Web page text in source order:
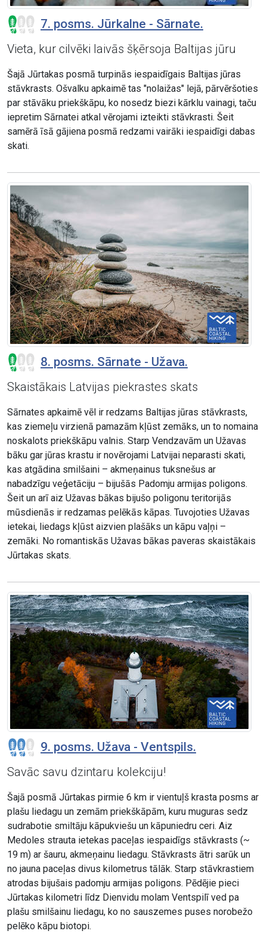
7. posms. Jūrkalne - Sārnate.
Vieta, kur cilvēki laivās šķērsoja Baltijas jūru
Šajā Jūrtakas posmā turpinās iespaidīgais Baltijas jūras
stāvkrasts. Ošvalku apkaimē tas "nolaižas" lejā, pārvēršoties
par stāvāku priekškāpu, ko nosedz biezi kārklu vainagi, taču
iepretim Sārnatei atkal vērojami izteikti stāvkrasti. Šeit
samērā īsā gājiena posmā redzami vairāki iespaidīgi dabas
skati.
8. posms. Sārnate - Užava.
Skaistākais Latvijas piekrastes skats
Sārnates apkaimē vēl ir redzams Baltijas jūras stāvkrasts,
kas ziemeļu virzienā pamazām kļūst zemāks, un to nomaina
noskalots priekškāpu valnis. Starp Vendzavām un Užavas
bāku gar jūras krastu ir novērojami Latvijai neparasti skati,
kas atgādina smilšaini – akmeņainus tuksnešus ar
nabadzīgu veģetāciju – bijušās Padomju armijas poligons.
Šeit un arī aiz Užavas bākas bijušo poligonu teritorijās
mūsdienās ir redzamas pelēkās kāpas. Tuvojoties Užavas
ietekai, liedags kļūst aizvien plašāks un kāpu vaļņi –
zemāki. No romantiskās Užavas bākas paveras skaistākais
Jūrtakas skats.
9. posms. Užava - Ventspils.
Savāc savu dzintaru kolekciju!
Šajā posmā Jūrtakas pirmie 6 km ir vientuļš krasta posms ar
plašu liedagu un zemām priekškāpām, kuru muguras sedz
sudrabotie smiltāju kāpukviešu un kāpuniedru ceri. Aiz
Medoles strauta ietekas paceļas iespaidīgs stāvkrasts (~
19 m) ar šauru, akmeņainu liedagu. Stāvkrasts ātri sarūk un
no jauna paceļas divus kilometrus tālāk. Starp stāvkrastiem
atrodas bijušais padomju armijas poligons. Pēdējie pieci
Jūrtakas kilometri līdz Dienvidu molam Ventspilī ved pa
plašu smilšainu liedagu, ko no sauszemes puses norobežo
pelēko kāpu biotopi.